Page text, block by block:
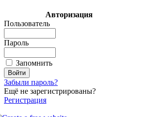
Авторизация
Пользователь
Пароль
Запомнить
Забыли пароль?
Ещё не зарегистрированы?
Регистрация